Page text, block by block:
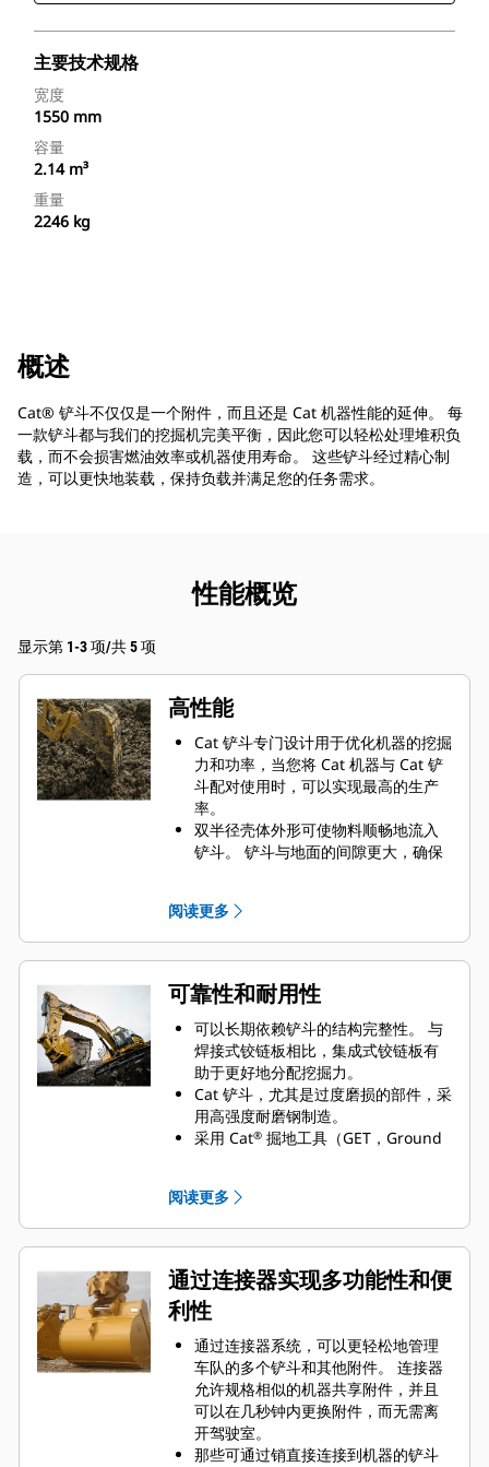
主要技术规格
宽度
1550 mm
容量
2.14 m³
重量
2246 kg
概述
Cat® 铲斗不仅仅是一个附件，而且还是 Cat 机器性能的延伸。 每
一款铲斗都与我们的挖掘机完美平衡，因此您可以轻松处理堆积负
载，而不会损害燃油效率或机器使用寿命。 这些铲斗经过精心制
造，可以更快地装载，保持负载并满足您的任务需求。
性能概览
显示第 1-3 项/共 5 项
高性能
Cat 铲斗专门设计用于优化机器的挖掘
力和功率，当您将 Cat 机器与 Cat 铲
斗配对使用时，可以实现最高的生产
率。
双半径壳体外形可使物料顺畅地流入
铲斗。 铲斗与地面的间隙更大，确保
油耗在挖掘过程中达到峰值。 Cat 铲
斗可以快速铲挖物料，提高了机器的
整体工作效率。
可在更短的时间内装载更多的物料。
对于每次装载，铲斗形状和侧挡板都
可将大部分物料保留在铲斗内。
阅读更多
可靠性和耐用性
可以长期依赖铲斗的结构完整性。 与
焊接式铰链板相比，集成式铰链板有
助于更好地分配挖掘力。
Cat 铲斗，尤其是过度磨损的部件，采
用高强度耐磨钢制造。
采用 Cat® 掘地工具（GET，Ground
铲刀有助于保护铲斗中最常接触和穿
过物料的部件。
通过为您的铲斗和应用组合选择正确
的 GET 来降低维护成本。
铲斗齿尖提供多种选择，确保适合您
的具体应用。 无论您需要获得平整的
挖掘底面还是挖掘坚硬、磨蚀性的物
料，总会有一款齿尖解决方案适合
您。
阅读更多
通过连接器实现多功能性和便
利性
通过连接器系统，可以更轻松地管理
车队的多个铲斗和其他附件。 连接器
允许规格相似的机器共享附件，并且
可以在几秒钟内更换附件，而无需离
开驾驶室。
那些可通过销直接连接到机器的铲斗